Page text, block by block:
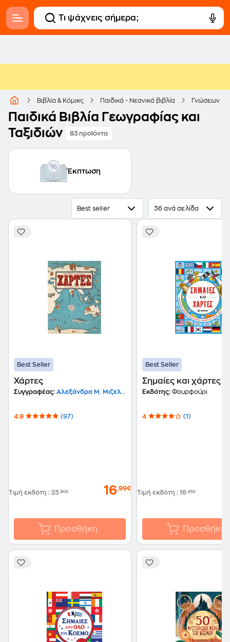
Βιβλία & Κόμικς Παιδικά - Νεανικά βιβλία Γνώσεων
Παιδικά Βιβλία Γεωγραφίας και
Ταξιδιών
83 προϊόντα
Έκπτωση
Best seller 36 ανά σελίδα
Best Seller
Χάρτες
Συγγραφέας: Αλεξάνδρα Μ. Μιζελίνσκα
4.9 (97)
Τιμή εκδότη : 23,90€ 16,99€
Προσθήκη
Best Seller
Σημαίες και χάρτες
Εκδότης: Φουρφούρι
4 (1)
Τιμή εκδότη : 16,65€
Προσθήκη